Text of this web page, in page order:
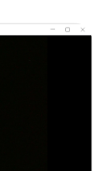
터, 네